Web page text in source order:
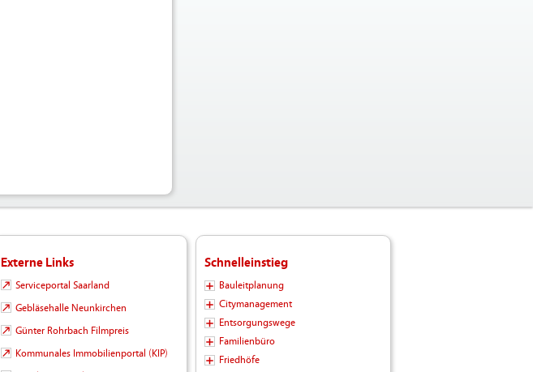
Externe Links
Serviceportal Saarland
Gebläsehalle Neunkirchen
Günter Rohrbach Filmpreis
Kommunales Immobilienportal (KIP)
Schnelleinstieg
Bauleitplanung
Citymanagement
Entsorgungswege
Familienbüro
Friedhöfe